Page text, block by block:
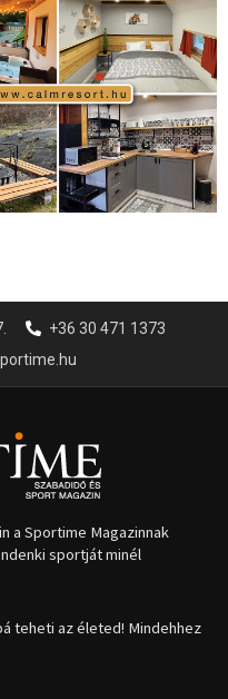
+36 30 471 1373
a Sportime Magazinnak
sportját minél
teheti az életed! Mindehhez